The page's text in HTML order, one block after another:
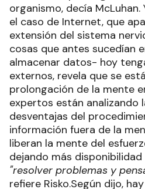
organismo, decía
el caso de Internet, que
extensión del sistema
cosas que antes sucedían
almacenar datos- hoy
externos, revela que se
prolongación de la mente
expertos están analizando
desventajas del
información fuera de la
liberan la mente del
dejando más
"resolver problemas y
refiere Risko.Según dijo,